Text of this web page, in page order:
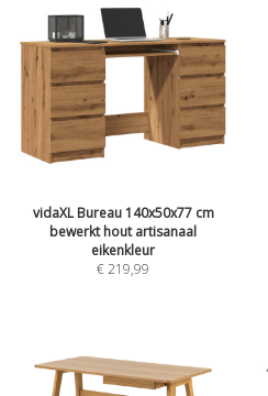
vidaXL Bureau 140x50x77 cm
bewerkt hout artisanaal
eikenkleur
€219,99